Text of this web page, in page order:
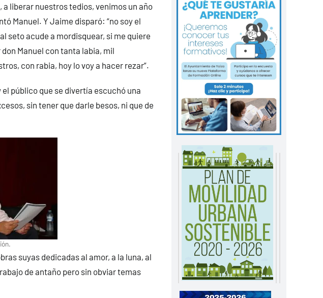
a liberar nuestros tedios, venimos un año
Manuel. Y Jaime disparó: “no soy el
seto acude a mordisquear, si me quiere
Manuel con tanta labia, mil
con rabia, hoy lo voy a hacer rezar”.
público que se divertía escuchó una
sin tener que darle besos, ni que de
suyas dedicadas al amor, a la luna, al
de antaño pero sin obviar temas